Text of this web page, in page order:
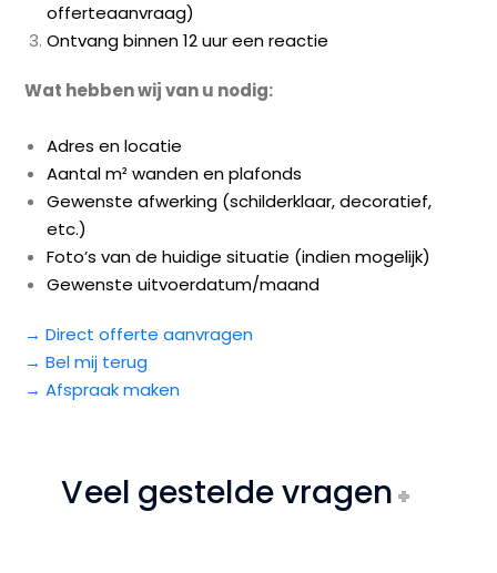
offerteaanvraag)
Ontvang binnen 12 uur een reactie
Wat hebben wij van u nodig:
Adres en locatie
Aantal m² wanden en plafonds
Gewenste afwerking (schilderklaar, decoratief,
etc.)
Foto’s van de huidige situatie (indien mogelijk)
Gewenste uitvoerdatum/maand
→ Direct offerte aanvragen
→ Bel mij terug
→ Afspraak maken
Veel gestelde vragen